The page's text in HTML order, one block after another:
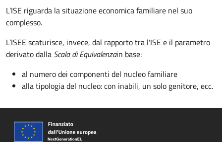
L’ISE riguarda la situazione economica familiare nel suo
complesso.
L’ISEE scaturisce, invece, dal rapporto tra l'ISE e il parametro
derivato dalla Scala di Equivalenzain base:
al numero dei componenti del nucleo familiare
alla tipologia del nucleo: con inabili, un solo genitore, ecc.